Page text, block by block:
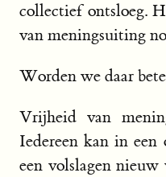
collectief ontsloeg.
van meningsuiting
Worden we daar
Vrijheid van
Iedereen kan in
een volslagen